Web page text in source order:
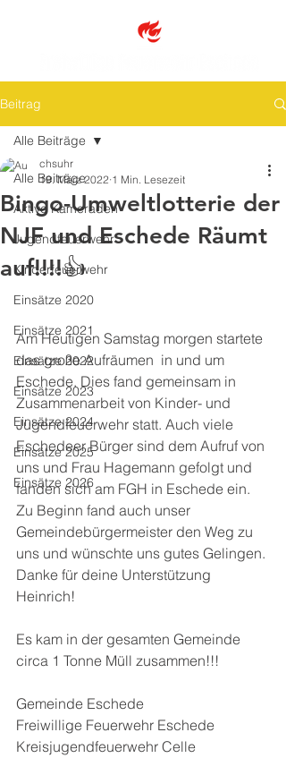
Beitrag
Alle Beiträge
Aktive Kameraden
Jugendfeuerwehr
Kinderfeuerwehr
Einsätze 2020
Einsätze 2021
Einsätze 2022
Einsätze 2023
Einsätze 2024
Einsätze 2025
Einsätze 2026
Alle Beiträge
Bingo-Umweltlotterie der
NJF und Eschede Räumt
auf!!!!👍
chsuhr
19. März 2022 1 Min. Lesezeit
Am Heutigen Samstag morgen startete
das große Aufräumen  in und um
Eschede. Dies fand gemeinsam in
Zusammenarbeit von Kinder- und
Jugendfeuerwehr statt. Auch viele
Eschedeer Bürger sind dem Aufruf von
uns und Frau Hagemann gefolgt und
fanden sich am FGH in Eschede ein.
Zu Beginn fand auch unser
Gemeindebürgermeister den Weg zu
uns und wünschte uns gutes Gelingen.
Danke für deine Unterstützung
Heinrich!
Es kam in der gesamten Gemeinde
circa 1 Tonne Müll zusammen!!!
Gemeinde Eschede
Freiwillige Feuerwehr Eschede
Kreisjugendfeuerwehr Celle